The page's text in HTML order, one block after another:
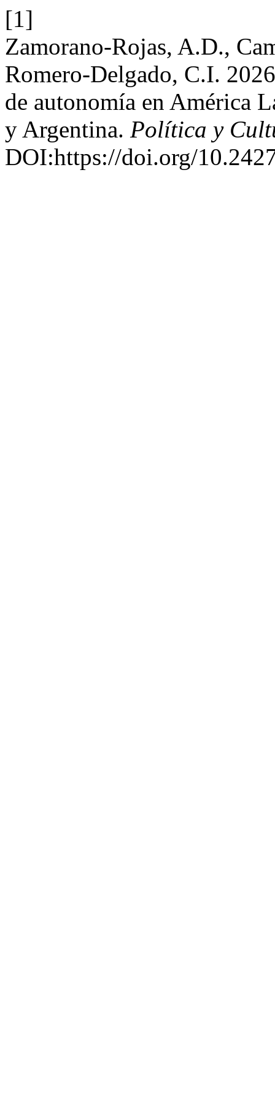
[1]
Zamorano-Rojas, A.D.,
Romero-Delgado, C.I.
de autonomía en América
y Argentina. Política y
DOI:https://doi.org/